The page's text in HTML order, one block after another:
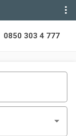
0850 303 4 777